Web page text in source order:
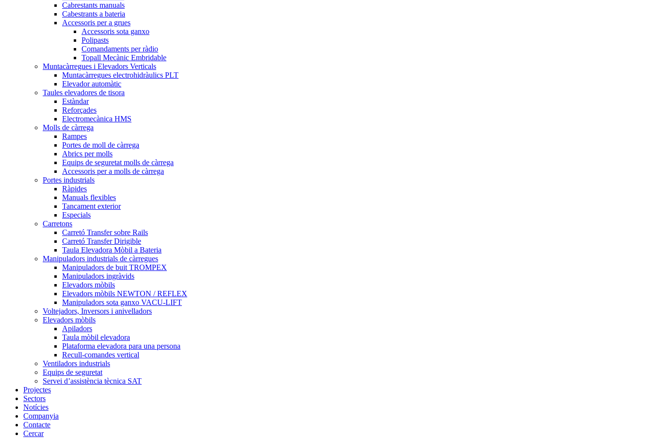
Cabrestants manuals
Cabestrants a bateria
Accessoris per a grues
Accessoris sota ganxo
Polipasts
Comandaments per ràdio
Topall Mecànic Embridable
Muntacàrregues i Elevadors Verticals
Muntacàrregues electrohidràulics PLT
Elevador automàtic
Taules elevadores de tisora
Estàndar
Reforçades
Electromecànica HMS
Molls de càrrega
Rampes
Portes de moll de càrrega
Abrics per molls
Equips de seguretat molls de càrrega
Accessoris per a molls de càrrega
Portes industrials
Ràpides
Manuals flexibles
Tancament exterior
Especials
Carretons
Carretó Transfer sobre Rails
Carretó Transfer Dirigible
Taula Elevadora Mòbil a Bateria
Manipuladors industrials de càrregues
Manipuladors de buit TROMPEX
Manipuladors ingràvids
Elevadors mòbils
Elevadors mòbils NEWTON / REFLEX
Manipuladors sota ganxo VACU-LIFT
Voltejadors, Inversors i anivelladors
Elevadors mòbils
Apiladors
Taula mòbil elevadora
Plataforma elevadora para una persona
Recull-comandes vertical
Ventiladors industrials
Equips de seguretat
Servei d’assistència tècnica SAT
Projectes
Sectors
Notícies
Companyia
Contacte
Cercar